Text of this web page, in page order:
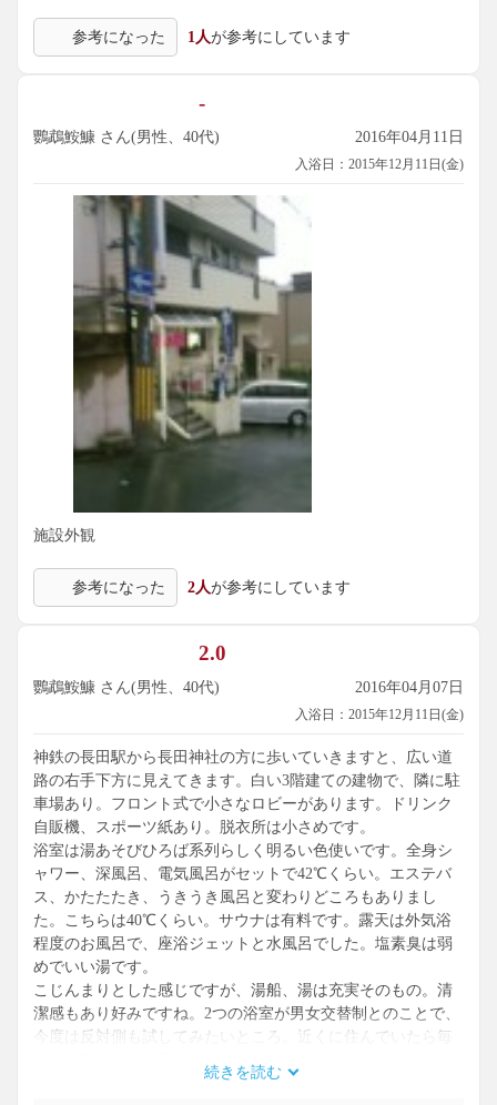
参考になった 1人が参考にしています
-
鸚鵡鮟鱇 さん(男性、40代) 2016年04月11日
入浴日：2015年12月11日(金)
施設外観
参考になった 2人が参考にしています
2.0
鸚鵡鮟鱇 さん(男性、40代) 2016年04月07日
入浴日：2015年12月11日(金)
神鉄の長田駅から長田神社の方に歩いていきますと、広い道
路の右手下方に見えてきます。白い3階建ての建物で、隣に駐
車場あり。フロント式で小さなロビーがあります。ドリンク
自販機、スポーツ紙あり。脱衣所は小さめです。
浴室は湯あそびひろば系列らしく明るい色使いです。全身シ
ャワー、深風呂、電気風呂がセットで42℃くらい。エステバ
ス、かたたたき、うきうき風呂と変わりどころもありまし
た。こちらは40℃くらい。サウナは有料です。露天は外気浴
程度のお風呂で、座浴ジェットと水風呂でした。塩素臭は弱
めでいい湯です。
こじんまりとした感じですが、湯船、湯は充実そのもの。清
潔感もあり好みですね。2つの浴室が男女交替制とのことで、
今度は反対側も試してみたいところ。近くに住んでいたら毎
続きを読む